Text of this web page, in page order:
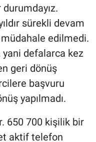
sürekli devam
edilmedi.
defalarca kez
geri dönüş
başvuru
yapılmadı.
650 700 kişilik bir
aktif telefon